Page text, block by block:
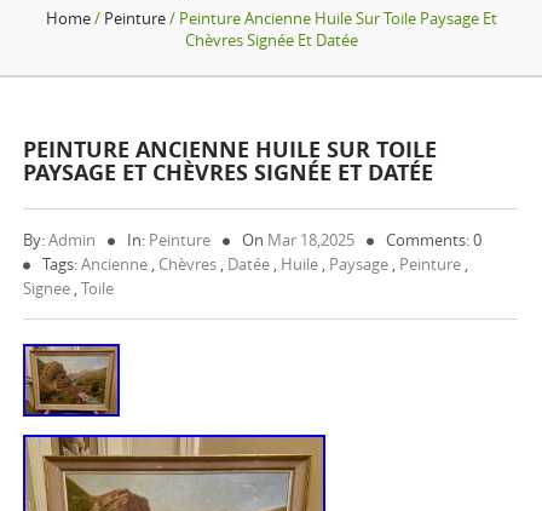
Home/ Peinture/ Peinture Ancienne Huile Sur Toile Paysage Et
Chèvres Signée Et Datée
PEINTURE ANCIENNE HUILE SUR TOILE
PAYSAGE ET CHÈVRES SIGNÉE ET DATÉE
By:Admin In: Peinture On Mar 18,2025
Comments: 0
Tags:Ancienne , Chèvres , Datée , Huile , Paysage , Peinture ,
Signee ,Toile